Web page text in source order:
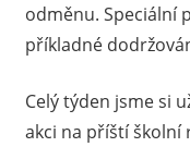
odměnu. Speciální
příkladné
Celý týden jsme si
akci na příští školní